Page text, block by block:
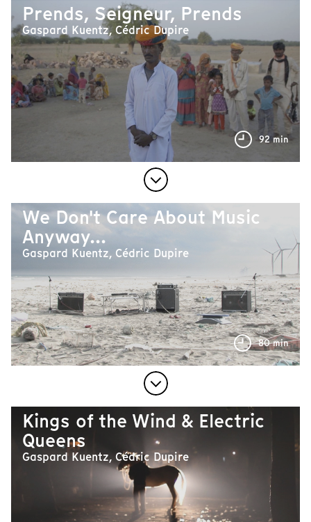
Prends, Seigneur, Prends
Gaspard Kuentz, Cédric Dupire
92 min
We Don't Care About Music
Anyway...
Gaspard Kuentz, Cédric Dupire
80 min
Kings of the Wind & Electric
Queens
Gaspard Kuentz, Cédric Dupire